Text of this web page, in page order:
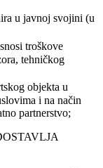
u javnoj svojini (u
troškove
tehničkog
objekta u
i na način
partnerstvo;